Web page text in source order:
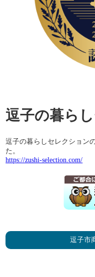
逗子の暮ら
逗子の暮らしセレクション
た。
https://zushi-selection.com/
逗子市